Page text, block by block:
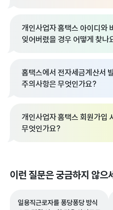
개인사업자 홈택스 아이디와
잊어버렸을 경우 어떻게 찾나
홈택스에서 전자세금계산서
주의사항은 무엇인가요?
개인사업자 홈택스 회원가입
무엇인가요?
이런 질문은 궁금하지 않으
일용직근로자를 퐁당퐁당 방식